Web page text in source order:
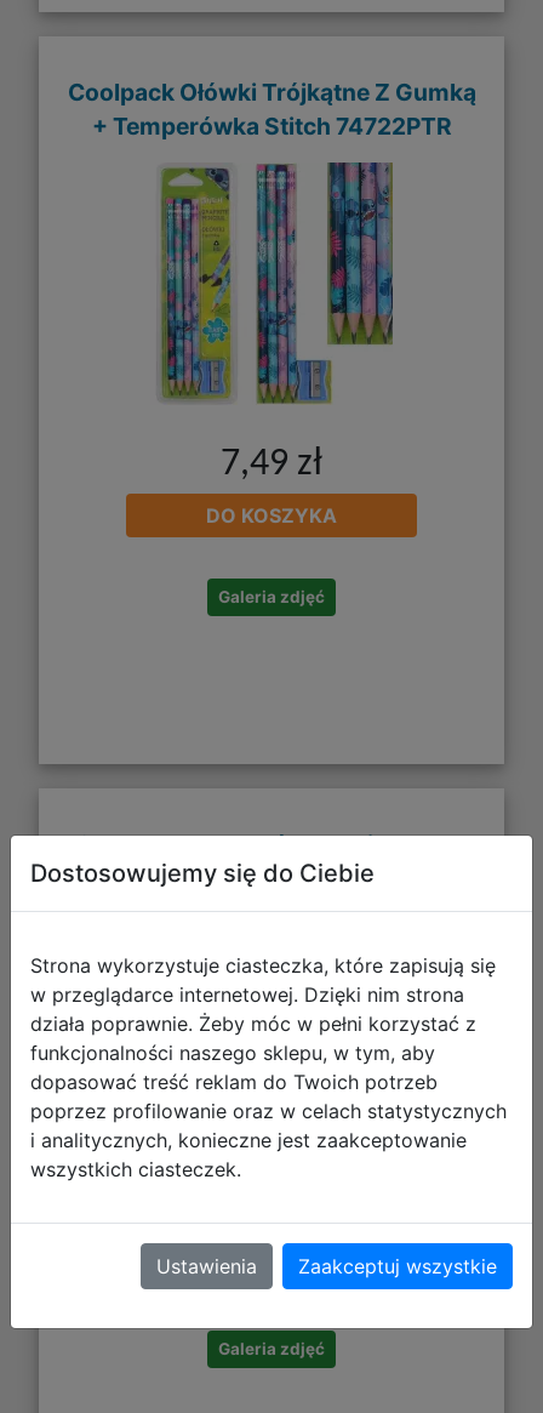
Coolpack Ołówki Trójkątne Z Gumką
+ Temperówka Stitch 74722PTR
7,49 zł
DO KOSZYKA
Galeria zdjęć
Coolpack Temperówka Pojedyncza
Stitch Figurka 91392PTR
9,99 zł
DO KOSZYKA
Galeria zdjęć
Dostosowujemy się do Ciebie
Strona wykorzystuje ciasteczka, które zapisują się
w przeglądarce internetowej. Dzięki nim strona
działa poprawnie. Żeby móc w pełni korzystać z
funkcjonalności naszego sklepu, w tym, aby
dopasować treść reklam do Twoich potrzeb
poprzez profilowanie oraz w celach statystycznych
i analitycznych, konieczne jest zaakceptowanie
wszystkich ciasteczek.
Ustawienia Zaakceptuj wszystkie